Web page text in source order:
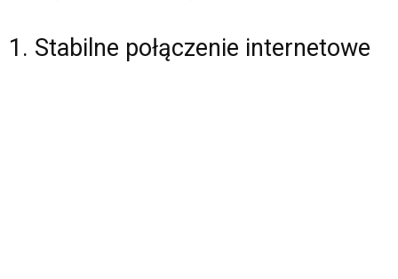
1. Stabilne połączenie internetowe